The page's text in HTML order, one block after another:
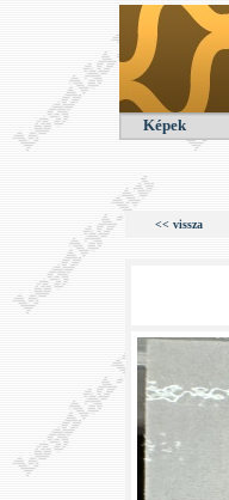
Képek
<< vissza